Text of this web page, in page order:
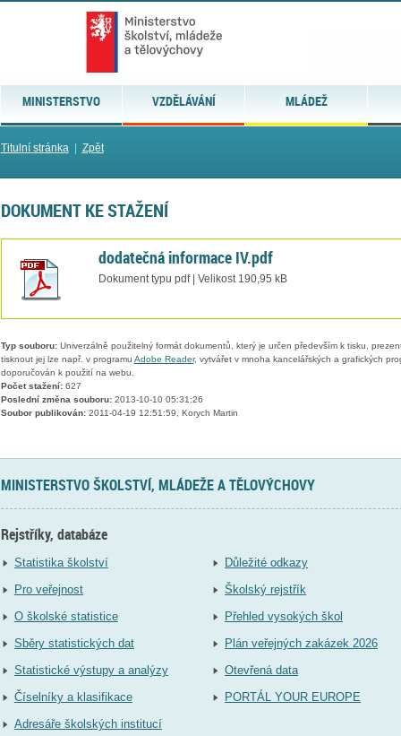
MINISTERSTVO VZDĚLÁVÁNÍ MLÁDEŽ
Titulní stránka| Zpět
DOKUMENT KE STAŽENÍ
dodatečná informace IV.pdf
Dokument typu pdf | Velikost 190,95 kB
Typ souboru:Univerzálně použitelný formát dokumentů, který je určen především k tisku,
tisknout jej lze např. v programu Adobe Reader, vytvářet v mnoha kancelářských a grafických
doporučován k použití na webu.
Počet stažení:627
Poslední změna souboru:2013-10-10 05:31:26
Soubor publikován:2011-04-19 12:51:59, Korych Martin
MINISTERSTVO ŠKOLSTVÍ, MLÁDEŽE A TĚLOVÝCHOVY
Rejstříky, databáze
Statistika školství
Pro veřejnost
O školské statistice
Sběry statistických dat
Statistické výstupy a analýzy
Číselníky a klasifikace
Adresáře školských institucí
Důležité odkazy
Školský rejstřík
Přehled vysokých škol
Plán veřejných zakázek 2026
Otevřená data
PORTÁL YOUR EUROPE